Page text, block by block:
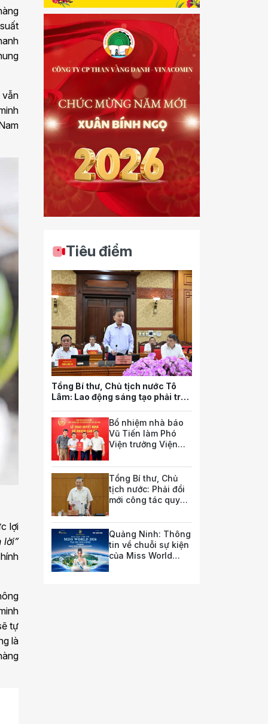
vẫn
lợi
lời”
tự
là
Tiêu điểm
Tổng Bí thư, Chủ tịch nước Tô
Lâm: Lao động sáng tạo phải trở
của quốc gia trong tương lai
Bổ nhiệm nhà báo
Vũ Tiến làm Phó
Viện trưởng Viện
luật và chính sách
doanh nghiệp
Tổng Bí thư, Chủ
tịch nước: Phải đổi
mới công tác quy
phát triển hạ tầng
Quảng Ninh: Thông
tin về chuỗi sự kiện
của Miss World